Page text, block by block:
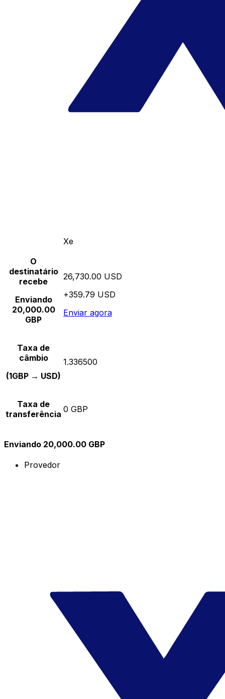
Xe
O
destinatário
recebe
Enviando
20,000.00
GBP
26,730.00 USD
+359.79 USD
Enviar agora
Taxa de
câmbio
(1GBP → USD)
1.336500
Taxa de
transferência 0 GBP
Enviando 20,000.00 GBP
Provedor